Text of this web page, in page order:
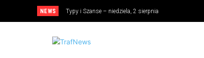
NEWS Typy i Szanse – niedziela, 2 sierpnia